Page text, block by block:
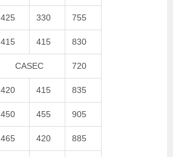
425 330 755
415 415 830
CASEC 720
420 415 835
450 455 905
465 420 885